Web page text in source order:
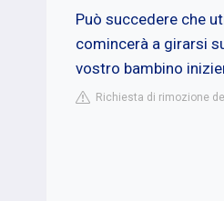
Può succedere che
comincerà a girarsi
vostro bambino
Richiesta di rimozione